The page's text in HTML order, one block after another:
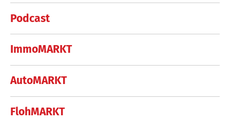
Podcast
ImmoMARKT
AutoMARKT
FlohMARKT